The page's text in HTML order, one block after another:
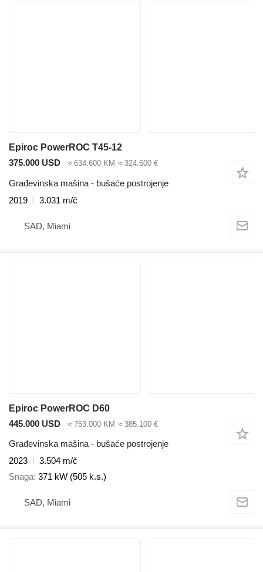
Epiroc PowerROC T45-12
375.000 USD
≈ 634.600 KM ≈ 324.600 €
Građevinska mašina - bušaće postrojenje
2019
3.031 m/č
SAD, Miami
Epiroc PowerROC D60
445.000 USD
≈ 753.000 KM ≈ 385.100 €
Građevinska mašina - bušaće postrojenje
2023
3.504 m/č
Snaga 371 kW (505 k.s.)
SAD, Miami